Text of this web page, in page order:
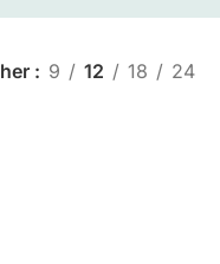
9 12 18 24